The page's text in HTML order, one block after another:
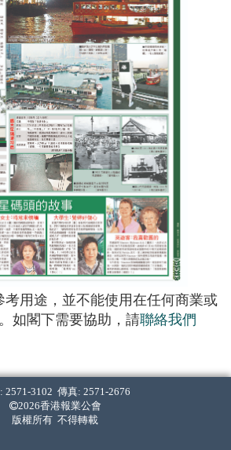
考用途，並不能使用在任何商業或
如閣下需要協助，請聯絡我們
2571-3102 傳真: 2571-2676
2026香港報業公會
版權所有 不得轉載